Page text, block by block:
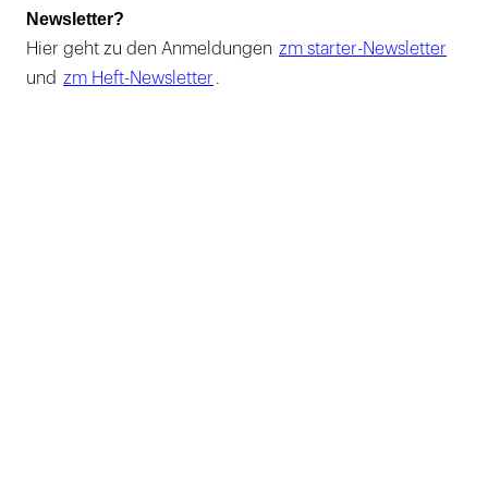
Newsletter?
Hier geht zu den Anmeldungen zm starter-Newsletter
und zm Heft-Newsletter .